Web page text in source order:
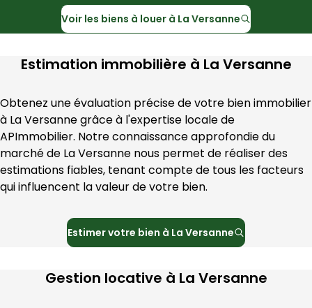
Voir les biens à louer à La Versanne
Estimation immobilière à La Versanne
Obtenez une évaluation précise de votre bien immobilier
à La Versanne
APImmobilier. Notre connaissance approfondie du
marché de La Versanne nous permet de réaliser des
estimations fiables, tenant compte de tous les facteurs
qui influencent la valeur de votre bien.
Estimer votre bien à La Versanne
Gestion locative à La Versanne